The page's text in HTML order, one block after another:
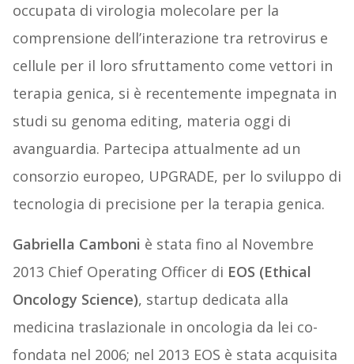
occupata di virologia molecolare per la
comprensione dell’interazione tra retrovirus e
cellule per il loro sfruttamento come vettori in
terapia genica, si è recentemente impegnata in
studi su genoma editing, materia oggi di
avanguardia. Partecipa attualmente ad un
consorzio europeo, UPGRADE, per lo sviluppo di
tecnologia di precisione per la terapia genica.
Gabriella Camboni è stata fino al Novembre
2013 Chief Operating Officer di EOS (Ethical
Oncology Science), startup dedicata alla
medicina traslazionale in oncologia da lei co-
fondata nel 2006; nel 2013 EOS è stata acquisita